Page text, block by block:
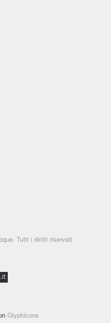
Tutti i diritti riservati
Glyphicons